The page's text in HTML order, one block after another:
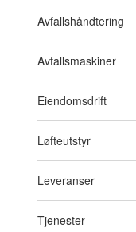
Avfallshåndtering
Avfallsmaskiner
Eiendomsdrift
Løfteutstyr
Leveranser
Tjenester